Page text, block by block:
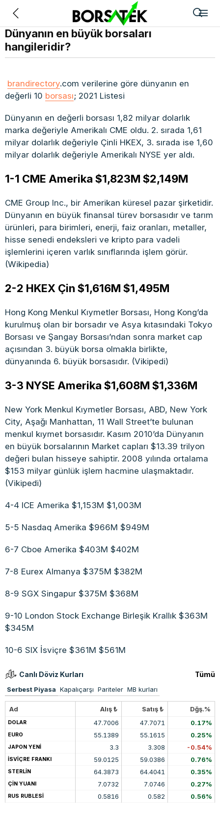
Dünyanın en büyük borsaları
hangileridir?
brandirectory.com verilerine göre dünyanın en
değerli 10 borsası; 2021 Listesi
Dünyanın en değerli borsası 1,82 milyar dolarlık
marka değeriyle Amerikalı CME oldu. 2. sırada 1,61
milyar dolarlık değeriyle Çinli HKEX, 3. sırada ise 1,60
milyar dolarlık değeriyle Amerikalı NYSE yer aldı.
1-1 CME Amerika $1,823M $2,149M
CME Group Inc., bir Amerikan küresel pazar şirketidir.
Dünyanın en büyük finansal türev borsasıdır ve tarım
ürünleri, para birimleri, enerji, faiz oranları, metaller,
hisse senedi endeksleri ve kripto para vadeli
işlemlerini içeren varlık sınıflarında işlem görür.
(Wikipedia)
2-2 HKEX Çin $1,616M $1,495M
Hong Kong Menkul Kıymetler Borsası, Hong Kong’da
kurulmuş olan bir borsadır ve Asya kıtasındaki Tokyo
Borsası ve Şangay Borsası’ndan sonra market cap
açısından 3. büyük borsa olmakla birlikte,
dünyanında 6. büyük borsasıdır. (Vikipedi)
3-3 NYSE Amerika $1,608M $1,336M
New York Menkul Kıymetler Borsası, ABD, New York
City, Aşağı Manhattan, 11 Wall Street’te bulunan
menkul kıymet borsasıdır. Kasım 2010’da Dünyanın
en büyük borsalarının Market capları $13.39 trilyon
değeri bulan hisseye sahiptir. 2008 yılında ortalama
$153 milyar günlük işlem hacmine ulaşmaktadır.
(Vikipedi)
4-4 ICE Amerika $1,153M $1,003M
5-5 Nasdaq Amerika $966M $949M
6-7 Cboe Amerika $403M $402M
7-8 Eurex Almanya $375M $382M
8-9 SGX Singapur $375M $368M
9-10 London Stock Exchange Birleşik Krallık $363M
$345M
10-6 SIX İsviçre $361M $561M
Canlı Döviz Kurları Tümü
Serbest Piyasa Kapalıçarşı Pariteler MB kurları
Ad Alış ₺ Satış ₺ Dğş.%
DOLAR 47.7006 47.7071 0.17%
EURO 55.1389 55.1615 0.25%
JAPON YENİ 3.3 3.308 -0.54%
İSVİÇRE FRANKI 59.0125 59.0386 0.76%
STERLİN 64.3873 64.4041 0.35%
ÇİN YUANI 7.0732 7.0746 0.27%
RUS RUBLESİ 0.5816 0.582 0.56%